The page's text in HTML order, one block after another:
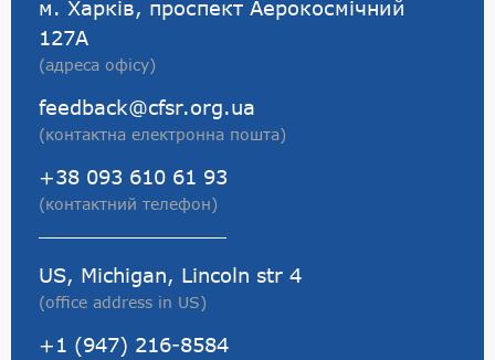
м. Харків, проспект Аерокосмічний
127А
(адреса офісу)
feedback@cfsr.org.ua
(контактна електронна пошта)
+38 093 610 61 93
(контактний телефон)
US, Michigan, Lincoln str 4
(office address in US)
+1 (947) 216-8584